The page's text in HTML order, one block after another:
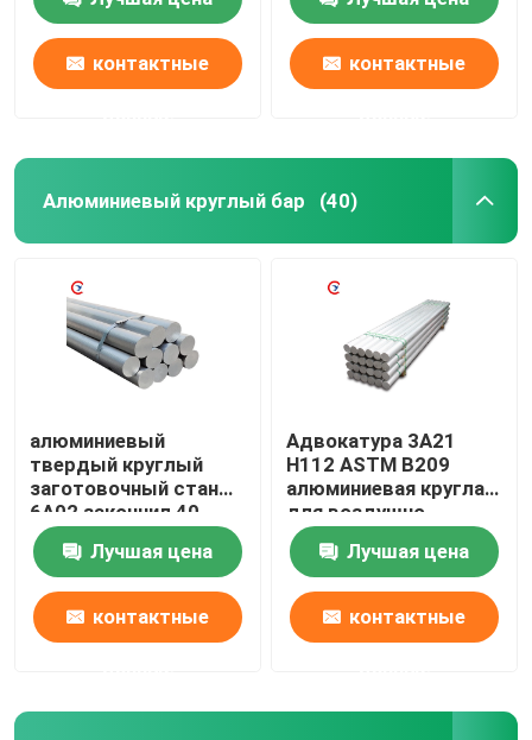
крыши
контактные контактные
Алюминиевый круглый бар (40)
алюминиевый
твердый круглый
заготовочный стан
6A02 закончил 40-
800MM OD
Лучшая цена
контактные
Адвокатура 3A21
H112 ASTM B209
алюминиевая круглая
для воздушно-
космического
пространства
авиации
Лучшая цена
контактные